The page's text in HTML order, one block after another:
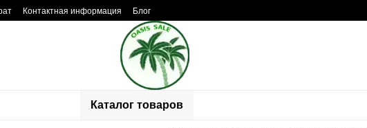
Контактная информация
Блог
Каталог товаров